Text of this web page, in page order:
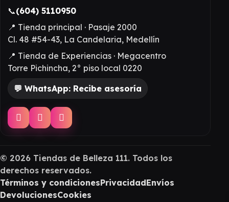
📞(604) 5110950
📍 Tienda principal · Pasaje 2000
Cl. 48 #54-43, La Candelaria, Medellín
📍 Tienda de Experiencias · Megacentro
Torre Pichincha, 2° piso local 0220
💬 WhatsApp: Recibe asesoría
© 2026 Tiendas de Belleza 111. Todos los
derechos reservados.
Términos y condicionesPrivacidadEnvíos
DevolucionesCookies